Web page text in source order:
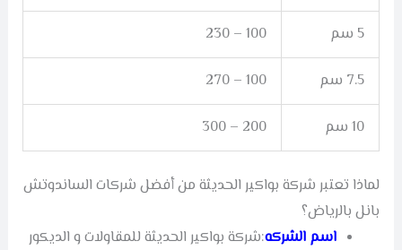
5 سم 100 – 230
7.5 سم 100 – 270
10 سم 200 – 300
لماذا تعتبر شركة بواكير الحديثة من أفضل شركات الساندوتش
بانل بالرياض؟
اسم الشركه:شركة بواكير الحديثة للمقاولات و الديكور